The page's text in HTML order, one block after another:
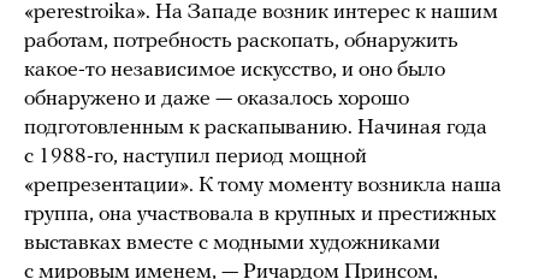
«perestroika». На Западе возник интерес к нашим
работам, потребность раскопать, обнаружить
какое-то независимое искусство, и оно было
обнаружено и даже — оказалось хорошо
подготовленным к раскапыванию. Начиная года
с 1988-го, наступил период мощной
«репрезентации». К тому моменту возникла наша
группа, она участвовала в крупных и престижных
выставках вместе с модными художниками
с мировым именем, — Ричардом Принсом,